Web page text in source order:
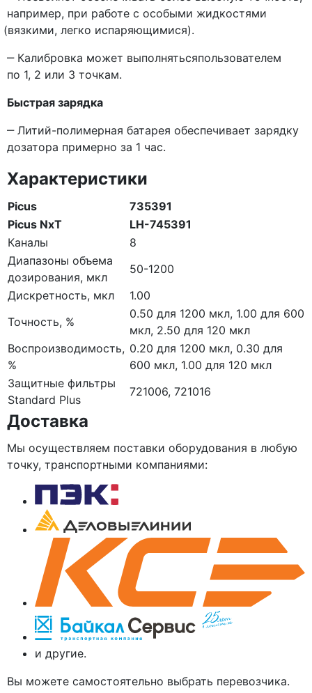
например, при работе с особыми жидкостями
(вязкими, легко испаряющимися).
‒ Калибровка может выполнятьсяпользователем
по 1, 2 или 3 точкам.
Быстрая зарядка
‒ Литий-полимерная батарея обеспечивает зарядку
дозатора примерно за 1 час.
Характеристики
Picus
735391
Picus NxT
LH-745391
Каналы
8
Диапазоны объема
дозирования, мкл
50-1200
Дискретность, мкл
1.00
Точность, %
0.50 для 1200 мкл, 1.00 для 600
мкл, 2.50 для 120 мкл
Воспроизводимость,
%
0.20 для 1200 мкл, 0.30 для
600 мкл, 1.00 для 120 мкл
Защитные фильтры
Standard Plus
721006, 721016
Доставка
Мы осуществляем поставки оборудования в любую
точку, транспортными компаниями:
и другие.
Вы можете самостоятельно выбрать перевозчика.